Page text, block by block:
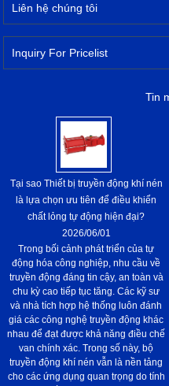
Liên hệ chúng tôi
Inquiry For Pricelist
Tin
Tại sao Thiết bị truyền động khí nén
là lựa chọn ưu tiên để điều khiển
chất lỏng tự động hiện đại?
2026/06/01
Trong bối cảnh phát triển của tự
động hóa công nghiệp, nhu cầu về
truyền động đáng tin cậy, an toàn và
chu kỳ cao tiếp tục tăng. Các kỹ sư
và nhà tích hợp hệ thống luôn đánh
giá các công nghệ truyền động khác
nhau để đạt được khả năng điều chế
van chính xác. Trong số này, bộ
truyền động khí nén vẫn là nền tảng
cho các ứng dụng quan trọng do tính